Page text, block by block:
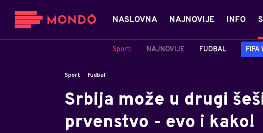
NASLOVNA NAJNOVIJE INFO
Sport: NAJNOVIJE FUDBAL FIFA
Sport Fudbal
Srbija može u drugi
prvenstvo - evo i kako!